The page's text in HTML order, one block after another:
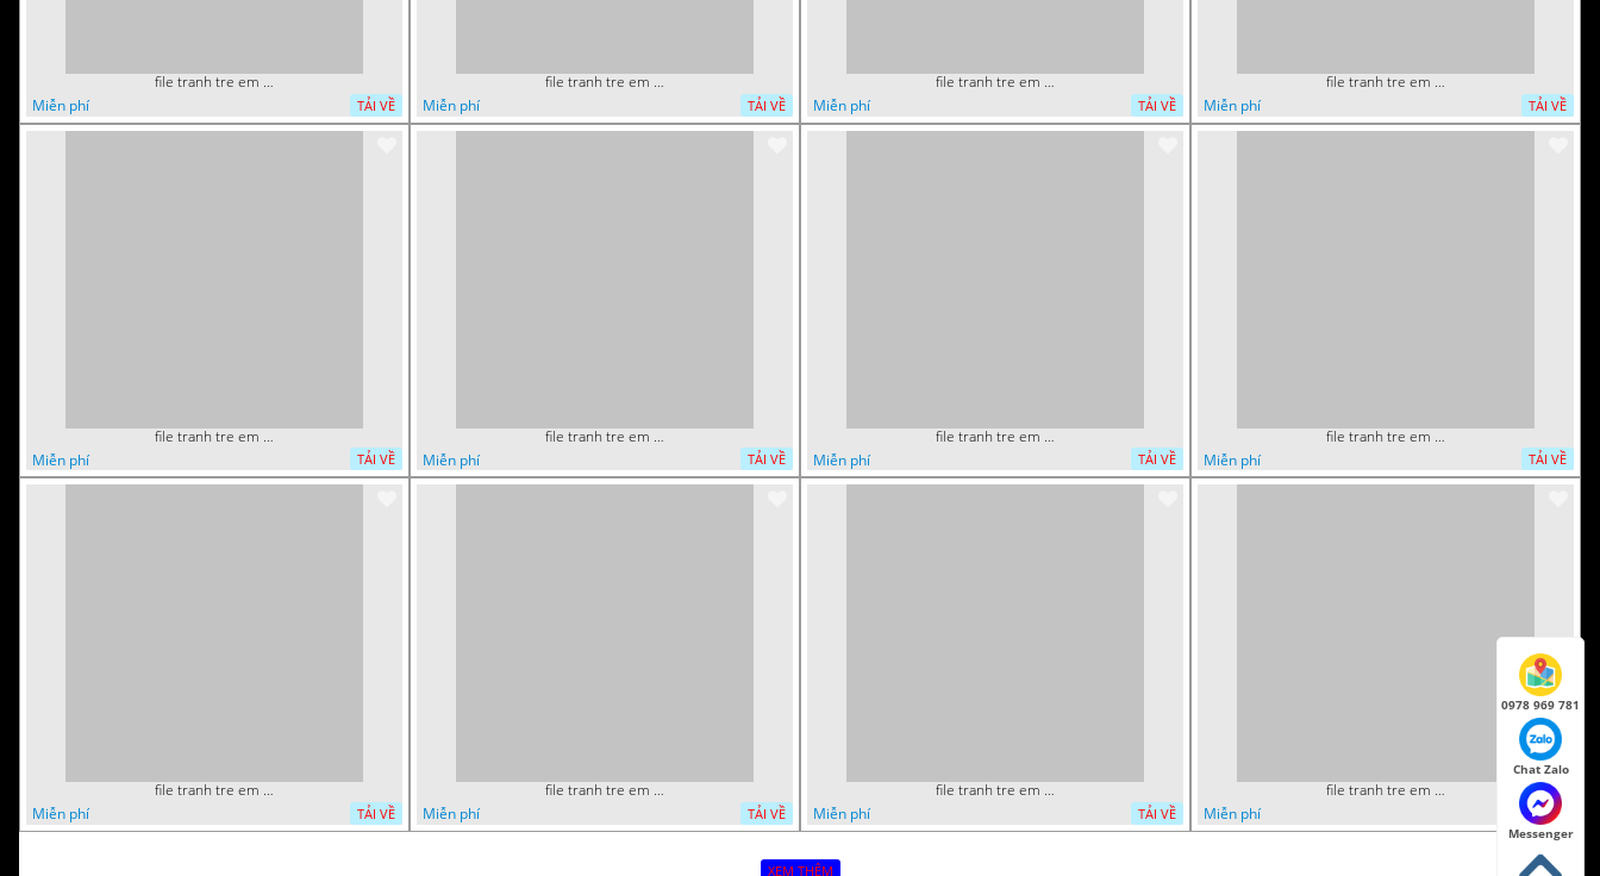
file tranh tre em sieu nhan robot khu vui choi 7
Miễn phí
TẢI VỀ
file tranh tre em sieu nhan robot khu vui choi 2
Miễn phí
TẢI VỀ
file tranh tre em nguoi nhen mam non tieu hoc 8
Miễn phí
TẢI VỀ
file tranh tre em nguoi nhen mam non tieu hoc 5
Miễn phí
TẢI VỀ
file tranh tre em nguoi nhen mam non tieu hoc 1
Miễn phí
TẢI VỀ
file tranh tre em mam non tieu hoc va hoc sinh 300 x 230
Miễn phí
TẢI VỀ
file tranh tre em mam non tieu hoc supper man toi thuong 35
Miễn phí
TẢI VỀ
file tranh tre em mam non tieu hoc supper man toi thuong 29
Miễn phí
TẢI VỀ
file tranh tre em mam non tieu hoc supper man toi thuong 26
Miễn phí
TẢI VỀ
file tranh tre em mam non tieu hoc supper man toi thuong 22
Miễn phí
TẢI VỀ
file tranh tre em mam non tieu hoc supper man toi thuong 19
Miễn phí
TẢI VỀ
file tranh tre em mam non tieu hoc supper man toi thuong 15
Miễn phí
TẢI VỀ
XEM THÊM
0978 969 781
Chat Zalo
Messenger